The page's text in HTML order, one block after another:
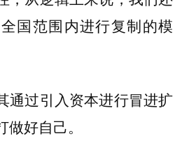
国范围内进行复制的模
通过引入资本进行冒进扩
好自己。